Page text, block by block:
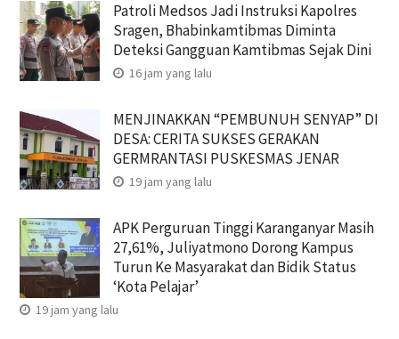
Patroli Medsos Jadi Instruksi Kapolres
Sragen, Bhabinkamtibmas Diminta
Deteksi Gangguan Kamtibmas Sejak Dini
16 jam yang lalu
MENJINAKKAN “PEMBUNUH SENYAP” DI
DESA: CERITA SUKSES GERAKAN
GERMRANTASI PUSKESMAS JENAR
19 jam yang lalu
APK Perguruan Tinggi Karanganyar Masih
27,61%, Juliyatmono Dorong Kampus
Turun Ke Masyarakat dan Bidik Status
‘Kota Pelajar’
19 jam yang lalu